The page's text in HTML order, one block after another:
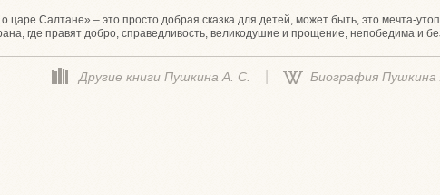
царе Салтане» – это просто добрая сказка для детей, может быть, это мечта-
где правят добро, справедливость, великодушие и прощение, непобедима и
Другие книги Пушкина А. С. Биография Пушкина